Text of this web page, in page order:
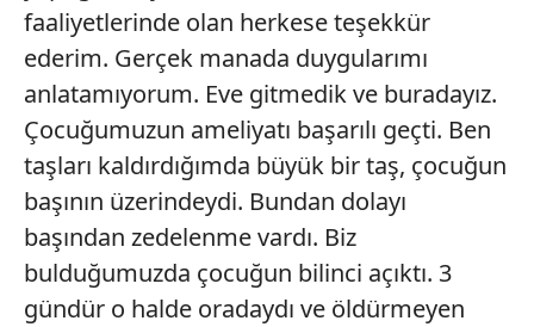
faaliyetlerinde olan herkese teşekkür
ederim. Gerçek manada duygularımı
anlatamıyorum. Eve gitmedik ve buradayız.
Çocuğumuzun ameliyatı başarılı geçti. Ben
taşları kaldırdığımda büyük bir taş, çocuğun
başının üzerindeydi. Bundan dolayı
başından zedelenme vardı. Biz
bulduğumuzda çocuğun bilinci açıktı. 3
gündür o halde oradaydı ve öldürmeyen